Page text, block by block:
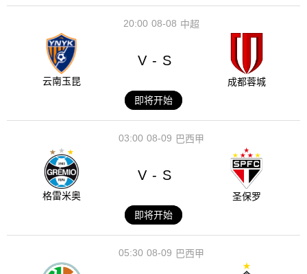
08-08
20:00 中超
云南玉昆
V - S
成都蓉城
即将开始
08-09
03:00 巴西甲
格雷米奥
V - S
圣保罗
即将开始
08-09
05:30 巴西甲